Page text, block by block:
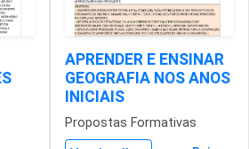
APRENDER E ENSINAR
GEOGRAFIA NOS ANOS
INICIAIS
Propostas Formativas